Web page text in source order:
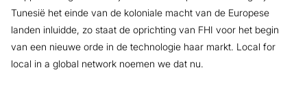
Tunesië het einde van de koloniale macht van de Europese
landen inluidde, zo staat de oprichting van FHI voor het begin
van een nieuwe orde in de technologie haar markt. Local for
local in a global network noemen we dat nu.